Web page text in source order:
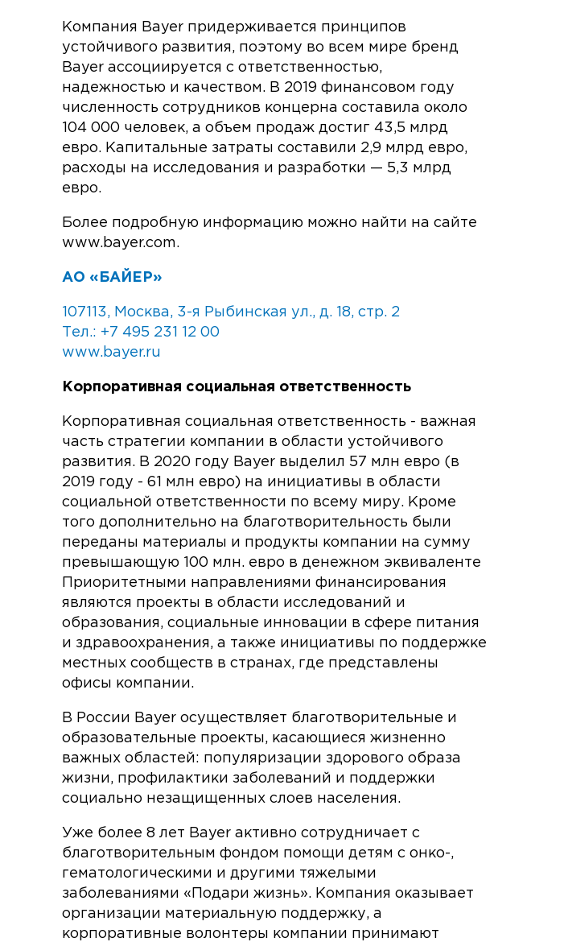
Компания Bayer придерживается принципов
устойчивого развития, поэтому во всем мире бренд
Bayer ассоциируется с ответственностью,
надежностью и каче­ством. В 2019 финансовом году
численность сотрудников концерна составила около
104 000 человек, а объем про­даж достиг 43,5 млрд
евро. Капитальные затраты соста­вили 2,9 млрд евро,
расходы на исследования и разра­ботки — 5,3 млрд
евро.
Более подробную информацию можно найти на сайте
www.bayer.com.
АO «БАЙЕР»
107113, Москва, 3-я Рыбинская ул., д. 18, стр. 2
Тел.: +7 495 231 12 00
www.bayer.ru
Корпоративная социальная ответственность
Корпоративная социальная ответственность - важная
часть стратегии компании в области устойчивого
развития. В 2020 году Bayer выделил 57 млн евро (в
2019 году - 61 млн евро) на инициативы в области
социальной ответственности по всему миру. Кроме
того дополнительно на благотворительность были
переданы материалы и продукты компании на сумму
превышающую 100 млн. евро в денежном эквиваленте
Приоритетными направлениями финансирования
являются проекты в области исследований и
образования, социальные инновации в сфере питания
и здравоохранения, а также инициативы по поддержке
местных сообществ в странах, где представлены
офисы компании.
В России Bayer осуществляет благотворительные и
образовательные проекты, касающиеся жизненно
важных областей: популяризации здорового образа
жизни, профилактики заболеваний и поддержки
социально незащищенных слоев населения.
Уже более 8 лет Bayer активно сотрудничает с
благотворительным фондом помощи детям с онко-,
гематологическими и другими тяжелыми
заболеваниями «Подари жизнь». Компания оказывает
организации материальную поддержку, а
корпоративные волонтеры компании принимают